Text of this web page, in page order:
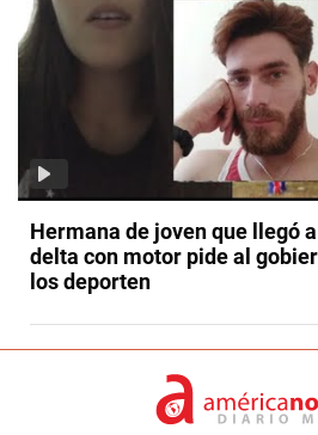
Hermana de joven que llegó
delta con motor pide al
los deporten